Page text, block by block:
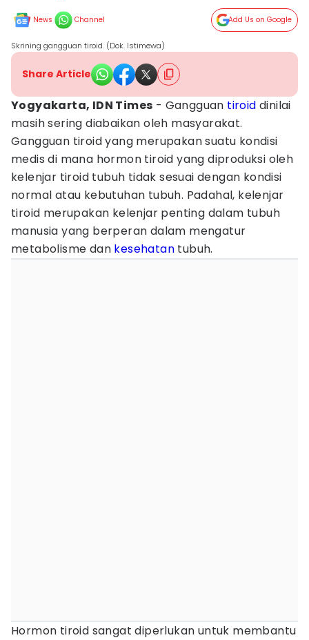
News Channel Add Us on Google
Skrining gangguan tiroid. (Dok. Istimewa)
Share Article
Yogyakarta, IDN Times - Gangguan tiroid dinilai
masih sering diabaikan oleh masyarakat.
Gangguan tiroid yang merupakan suatu kondisi
medis di mana hormon tiroid yang diproduksi oleh
kelenjar tiroid tubuh tidak sesuai dengan kondisi
normal atau kebutuhan tubuh. Padahal, kelenjar
tiroid merupakan kelenjar penting dalam tubuh
manusia yang berperan dalam mengatur
metabolisme dan kesehatan tubuh.
Hormon tiroid sangat diperlukan untuk membantu